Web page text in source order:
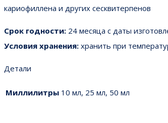
кариофиллена и других сесквитерпенов
Срок годности: 24 месяца с даты
Условия хранения: хранить при
Детали
Миллилитры 10 мл, 25 мл, 50 мл